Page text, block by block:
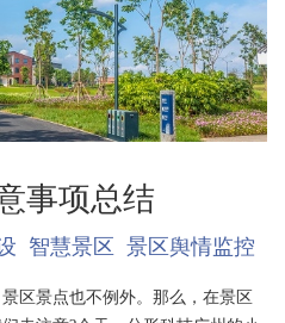
事项总结
智慧景区 景区舆情监控
区景点也不例外。那么，在景区